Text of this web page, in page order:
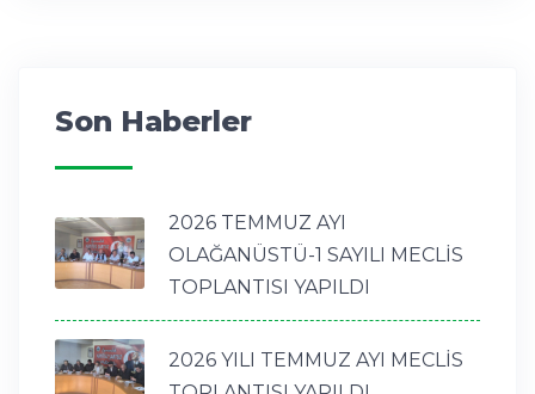
Son Haberler
2026 TEMMUZ AYI
OLAĞANÜSTÜ-1 SAYILI MECLİS
TOPLANTISI YAPILDI
2026 YILI TEMMUZ AYI MECLİS